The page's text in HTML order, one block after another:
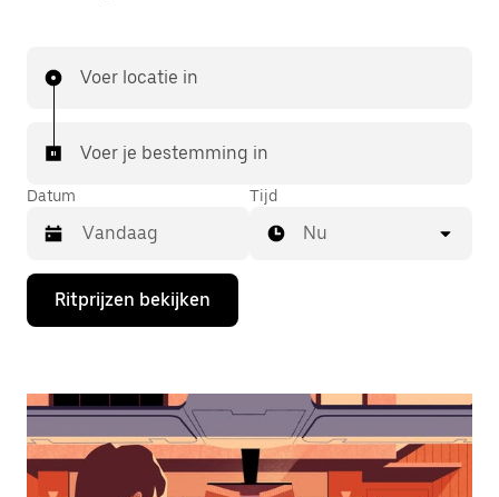
Voer locatie in
Voer je bestemming in
Datum
Druk
de
de
te
openen
Tijd
Nu
Ritprijzen bekijken